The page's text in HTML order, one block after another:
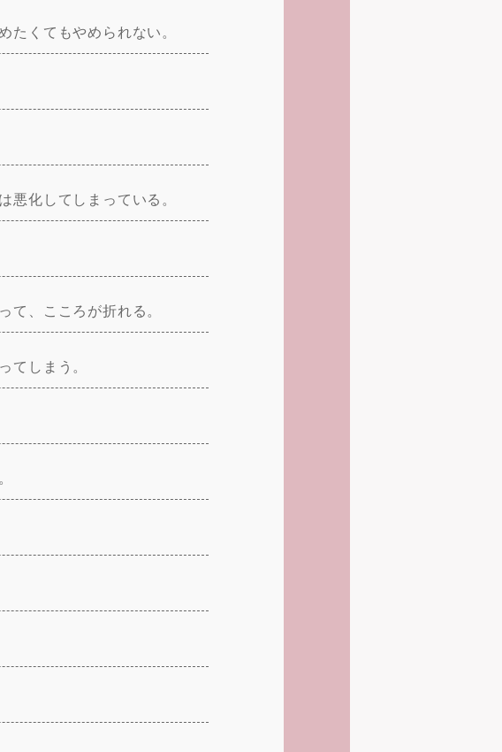
たくてもやめられない。
悪化してしまっている。
て、こころが折れる。
てしまう。